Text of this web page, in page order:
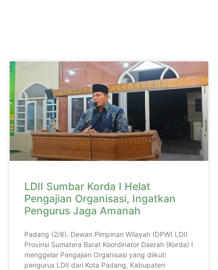
LDII Sumbar Korda I Helat
Pengajian Organisasi, Ingatkan
Pengurus Jaga Amanah
Padang (2/8). Dewan Pimpinan Wilayah (DPW) LDII
Provinsi Sumatera Barat Koordinator Daerah (Korda) I
menggelar Pengajian Organisasi yang diikuti
pengurus LDII dari Kota Padang, Kabupaten